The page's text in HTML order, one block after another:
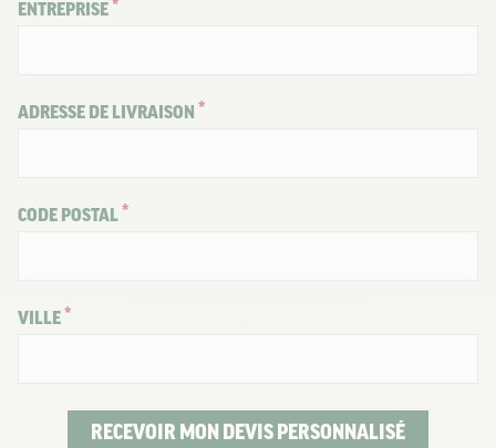
ENTREPRISE
ADRESSE DE LIVRAISON
CODE POSTAL
VILLE
RECEVOIR MON DEVIS PERSONNALISÉ